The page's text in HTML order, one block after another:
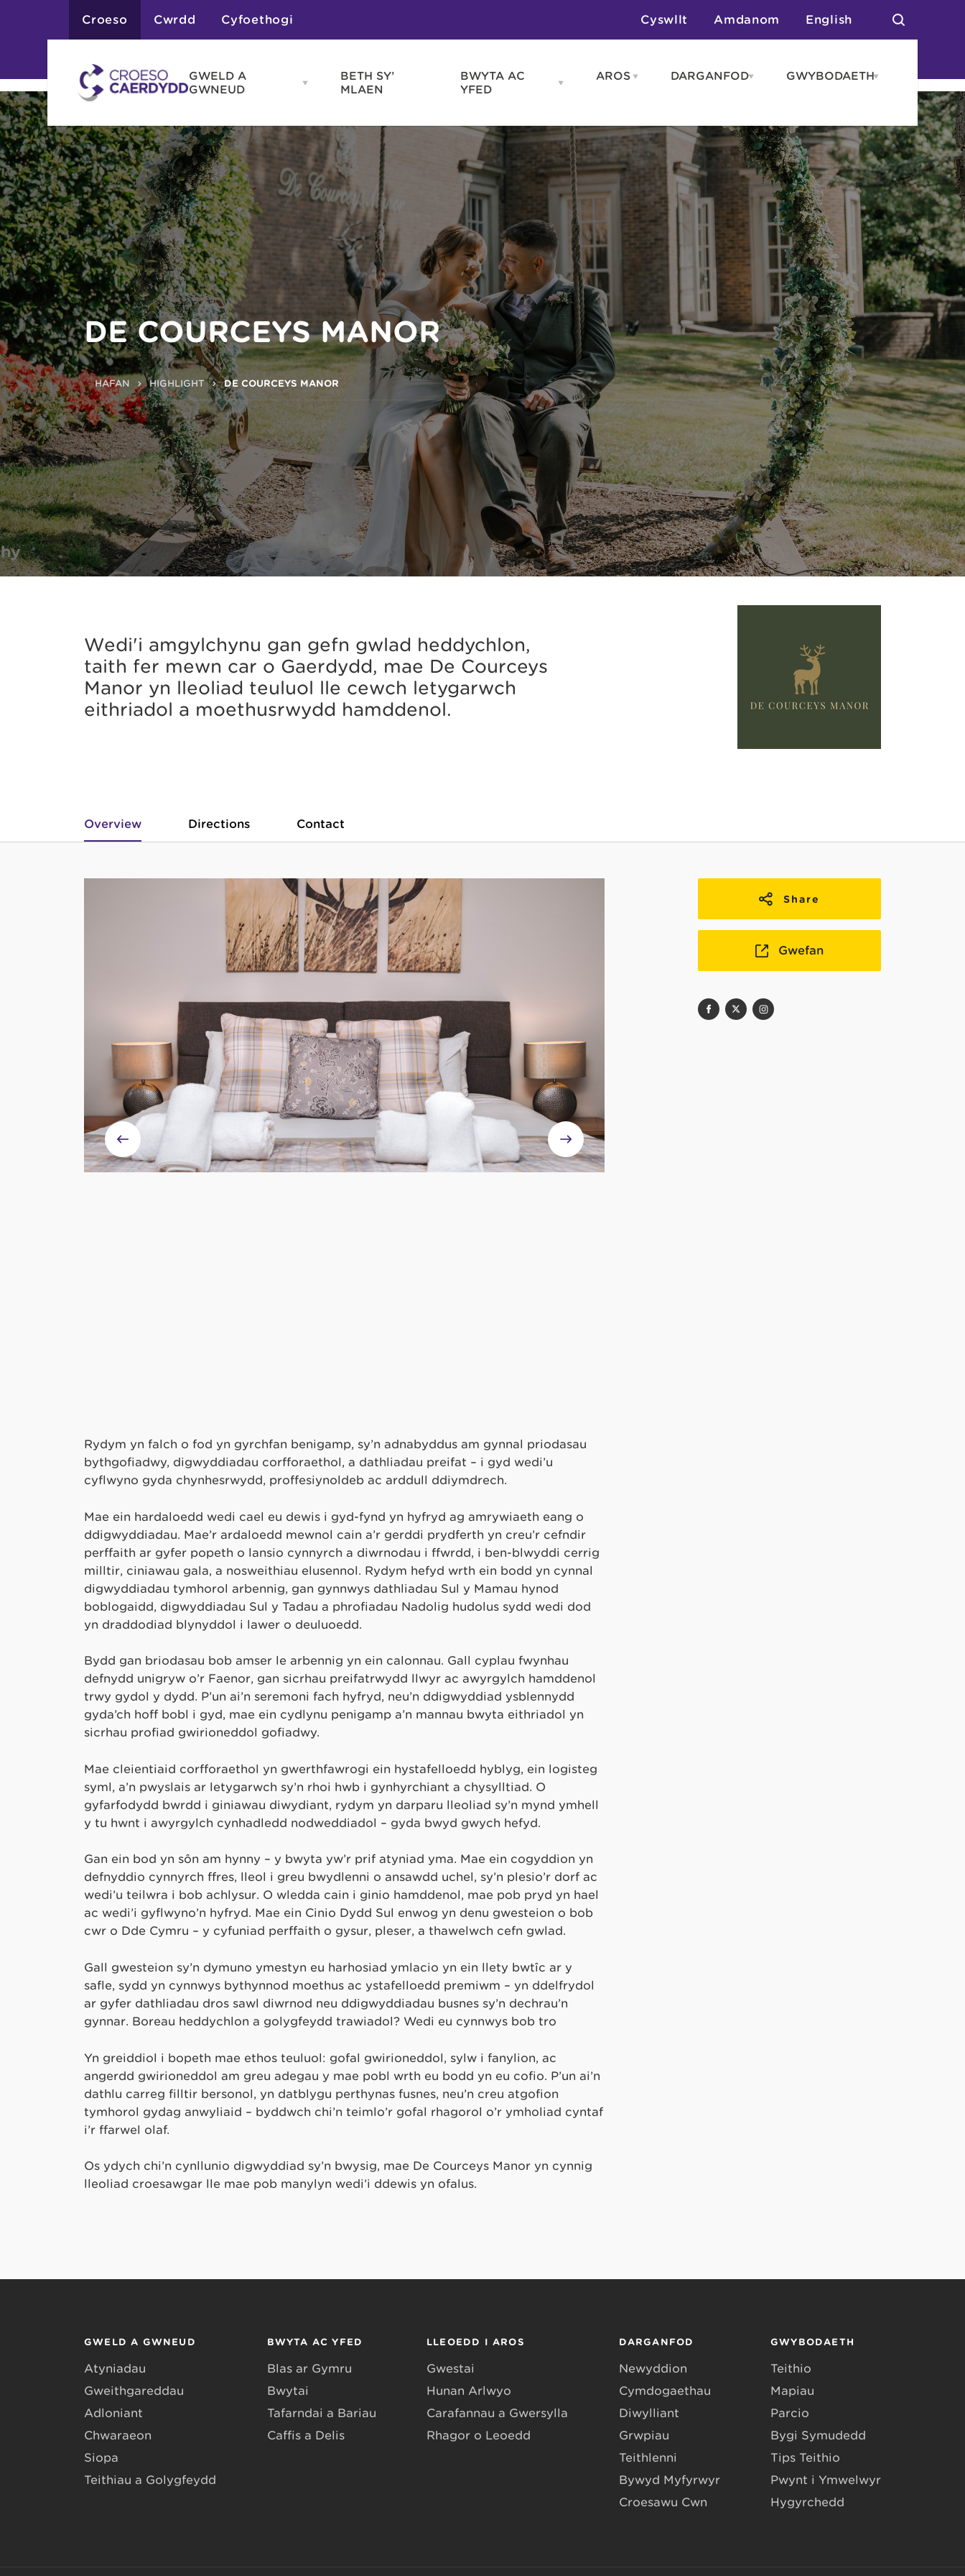
Croeso Cwrdd Cyfoethogi Cyswllt Amdanom English
GWELD A
GWNEUD
Open
GWNEUD
menu
Atyniadau
Gweithgareddau
Adloniant
Chwaraeon
Siopa
Teithiau a Golygfeydd
BETH SY’
MLAEN
BWYTA AC
YFED
Open
YFED
menu
Blas ar Gymru
Bwytai
Tafarndai a Bariau
Caffis a Delis
AROS Open
Gwestai
Hunan Arlwyo
Carafanau a Gwersylla
Rhagor o Leoedd
DARGANFODOpen
GWYBODAETHOpen
DE COURCEYS MANOR
HAFAN HIGHLIGHT DE COURCEYS MANOR
Wedi'i amgylchynu gan gefn gwlad heddychlon,
taith fer mewn car o Gaerdydd, mae De Courceys
Manor yn lleoliad teuluol lle cewch letygarwch
eithriadol a moethusrwydd hamddenol.
Overview Directions Contact
Share
Gwefan
Rydym yn falch o fod yn gyrchfan benigamp, sy’n adnabyddus am gynnal priodasau
bythgofiadwy, digwyddiadau corfforaethol, a dathliadau preifat – i gyd wedi’u
cyflwyno gyda chynhesrwydd, proffesiynoldeb ac arddull ddiymdrech.
Mae ein hardaloedd wedi cael eu dewis i gyd-fynd yn hyfryd ag amrywiaeth eang o
ddigwyddiadau. Mae’r ardaloedd mewnol cain a’r gerddi prydferth yn creu’r cefndir
perffaith ar gyfer popeth o lansio cynnyrch a diwrnodau i ffwrdd, i ben-blwyddi cerrig
milltir, ciniawau gala, a nosweithiau elusennol. Rydym hefyd wrth ein bodd yn cynnal
digwyddiadau tymhorol arbennig, gan gynnwys dathliadau Sul y Mamau hynod
boblogaidd, digwyddiadau Sul y Tadau a phrofiadau Nadolig hudolus sydd wedi dod
yn draddodiad blynyddol i lawer o deuluoedd.
Bydd gan briodasau bob amser le arbennig yn ein calonnau. Gall cyplau fwynhau
defnydd unigryw o’r Faenor, gan sicrhau preifatrwydd llwyr ac awyrgylch hamddenol
trwy gydol y dydd. P’un ai’n seremoni fach hyfryd, neu’n ddigwyddiad ysblennydd
gyda’ch hoff bobl i gyd, mae ein cydlynu penigamp a’n mannau bwyta eithriadol yn
sicrhau profiad gwirioneddol gofiadwy.
Mae cleientiaid corfforaethol yn gwerthfawrogi ein hystafelloedd hyblyg, ein logisteg
syml, a’n pwyslais ar letygarwch sy’n rhoi hwb i gynhyrchiant a chysylltiad. O
gyfarfodydd bwrdd i giniawau diwydiant, rydym yn darparu lleoliad sy’n mynd ymhell
y tu hwnt i awyrgylch cynhadledd nodweddiadol – gyda bwyd gwych hefyd.
Gan ein bod yn sôn am hynny – y bwyta yw’r prif atyniad yma. Mae ein cogyddion yn
defnyddio cynnyrch ffres, lleol i greu bwydlenni o ansawdd uchel, sy’n plesio’r dorf ac
wedi’u teilwra i bob achlysur. O wledda cain i ginio hamddenol, mae pob pryd yn hael
ac wedi’i gyflwyno’n hyfryd. Mae ein Cinio Dydd Sul enwog yn denu gwesteion o bob
cwr o Dde Cymru – y cyfuniad perffaith o gysur, pleser, a thawelwch cefn gwlad.
Gall gwesteion sy’n dymuno ymestyn eu harhosiad ymlacio yn ein llety bwtîc ar y
safle, sydd yn cynnwys bythynnod moethus ac ystafelloedd premiwm – yn ddelfrydol
ar gyfer dathliadau dros sawl diwrnod neu ddigwyddiadau busnes sy’n dechrau’n
gynnar. Boreau heddychlon a golygfeydd trawiadol? Wedi eu cynnwys bob tro
Yn greiddiol i bopeth mae ethos teuluol: gofal gwirioneddol, sylw i fanylion, ac
angerdd gwirioneddol am greu adegau y mae pobl wrth eu bodd yn eu cofio. P’un ai’n
dathlu carreg filltir bersonol, yn datblygu perthynas fusnes, neu’n creu atgofion
tymhorol gydag anwyliaid – byddwch chi’n teimlo’r gofal rhagorol o’r ymholiad cyntaf
i’r ffarwel olaf.
Os ydych chi’n cynllunio digwyddiad sy’n bwysig, mae De Courceys Manor yn cynnig
lleoliad croesawgar lle mae pob manylyn wedi’i ddewis yn ofalus.
GWELD A GWNEUD
Atyniadau
Gweithgareddau
Adloniant
Chwaraeon
Siopa
Teithiau a Golygfeydd
BWYTA AC YFED
Blas ar Gymru
Bwytai
Tafarndai a Bariau
Caffis a Delis
LLEOEDD I AROS
Gwestai
Hunan Arlwyo
Carafannau a Gwersylla
Rhagor o Leoedd
DARGANFOD
Newyddion
Cymdogaethau
Diwylliant
Grwpiau
Teithlenni
Bywyd Myfyrwyr
Croesawu Cŵn
GWYBODAETH
Teithio
Mapiau
Parcio
Bygi Symudedd
Tips Teithio
Pwynt i Ymwelwyr
Hygyrchedd